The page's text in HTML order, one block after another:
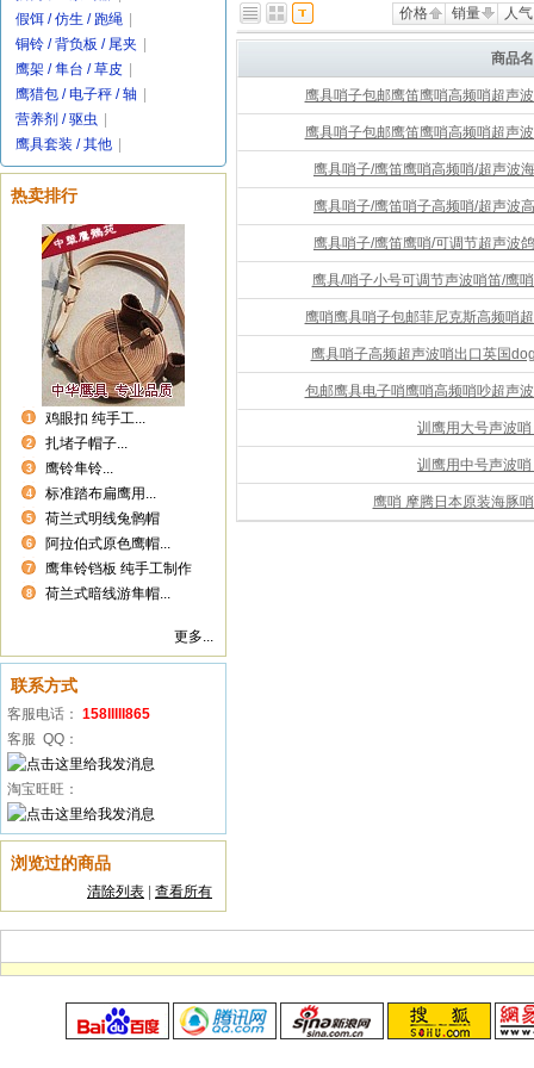
假饵 / 仿生 / 跑绳
铜铃 / 背负板 / 尾夹
鹰架 / 隼台 / 草皮
鹰猎包 / 电子秤 / 轴
营养剂 / 驱虫
鹰具套装 / 其他
热卖排行
1 鸡眼扣 纯手工...
2 扎堵子帽子...
3 鹰铃隼铃...
4 标准踏布扁鹰用...
5 荷兰式明线兔鹘帽
6 阿拉伯式原色鹰帽...
7 鹰隼铃铛板 纯手工制作
8 荷兰式暗线游隼帽...
更多...
联系方式
客服电话： 158lllll865
客服 QQ：
淘宝旺旺：
浏览过的商品
清除列表 查看所有
价格 销量 人气
商品
鹰具哨子包邮鹰笛鹰哨高频哨超声
鹰具哨子包邮鹰笛鹰哨高频哨超声
鹰具哨子/鹰笛鹰哨高频哨/超声波
鹰具哨子/鹰笛哨子高频哨/超声波
鹰具哨子/鹰笛鹰哨/可调节超声波
鹰具/哨子小号可调节声波哨笛/鹰
鹰哨鹰具哨子包邮菲尼克斯高频哨
鹰具哨子高频超声波哨出口英国
包邮鹰具电子哨鹰哨高频哨吵超声
训鹰用大号声波
训鹰用中号声波
鹰哨 摩腾日本原装海豚